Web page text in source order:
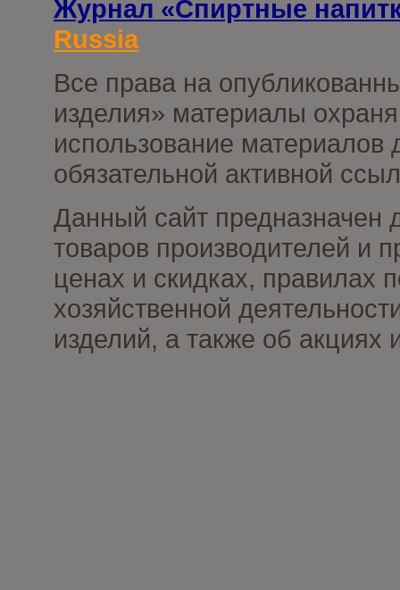
Журнал «Спиртные
Russia
Все права на
изделия» материалы
использование материалов
обязательной активной
Данный сайт предназначен
товаров производителей и
ценах и скидках, правилах
хозяйственной
изделий, а также об